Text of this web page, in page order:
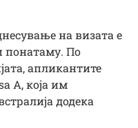
на визата е
понатаму. По
апликантите
A, која им
додека